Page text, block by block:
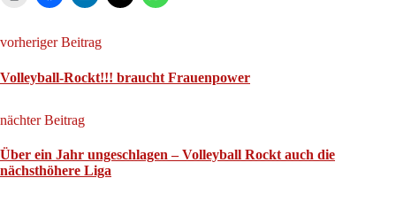
vorheriger Beitrag
Volleyball-Rockt!!! braucht Frauenpower
nächter Beitrag
Über ein Jahr ungeschlagen – Volleyball Rockt auch die
nächsthöhere Liga